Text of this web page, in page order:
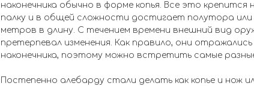
наконечника обычно в форме копья. Все это крепится
палку и в общей сложности достигает полутора или
метров в длину. С течением времени внешний вид
претерпевал изменения. Как правило, они
наконечника, поэтому можно встретить самые
Постепенно алебарду стали делать как копье и нож